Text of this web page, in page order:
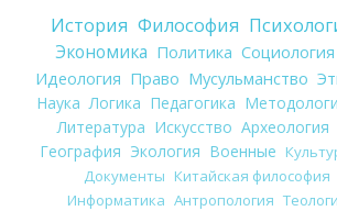
История Философия
Экономика Политика Социология
Идеология Право Мусульманство
Наука Логика Педагогика
Литература Искусство Археология
География Экология Военные
Документы Китайская философия
Информатика Антропология